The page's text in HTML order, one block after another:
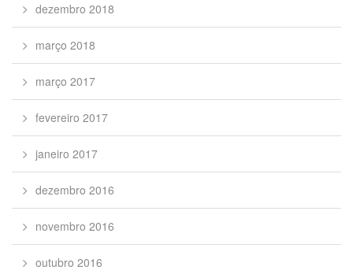
dezembro 2018
março 2018
março 2017
fevereiro 2017
janeiro 2017
dezembro 2016
novembro 2016
outubro 2016